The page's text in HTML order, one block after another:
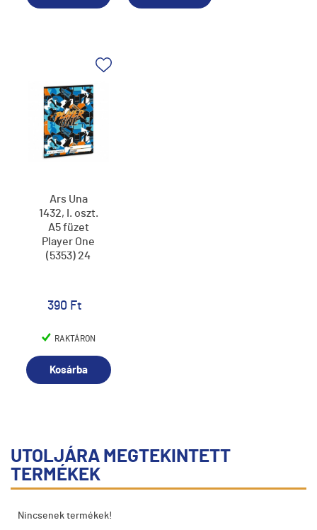
Ars Una
1432, I. oszt.
A5 füzet
Player One
(5353) 24
390 Ft
RAKTÁRON
Kosárba
UTOLJÁRA MEGTEKINTETT
TERMÉKEK
Nincsenek termékek!